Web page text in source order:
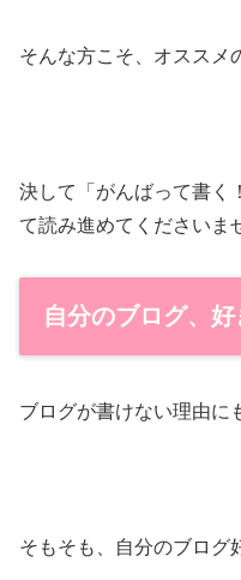
そんな方こそ、オススメ
決して「がんばって書く
て読み進めてくださいま
自分のブログ、好
ブログが書けない理由
そもそも、自分のブログ